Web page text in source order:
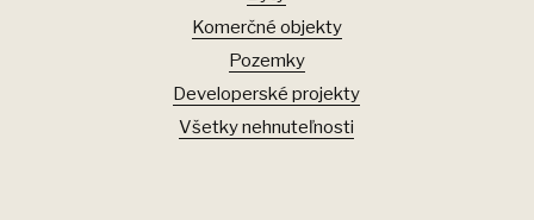
Komerčné objekty
Pozemky
Developerské projekty
Všetky nehnuteľnosti